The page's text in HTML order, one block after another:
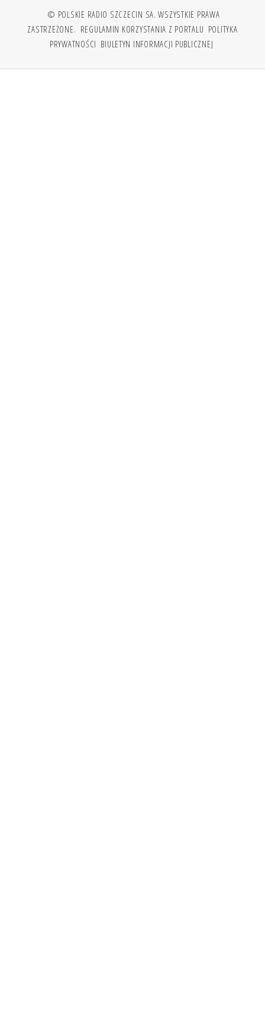
© POLSKIE RADIO SZCZECIN SA. WSZYSTKIE PRAWA
ZASTRZEŻONE. REGULAMIN KORZYSTANIA Z PORTALU POLITYKA
PRYWATNOŚCI BIULETYN INFORMACJI PUBLICZNEJ